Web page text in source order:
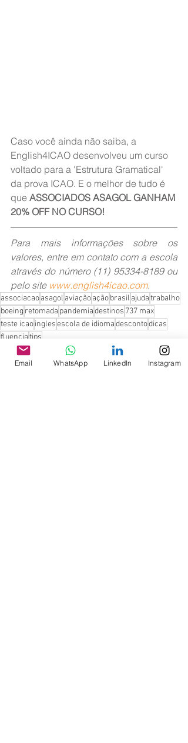
Caso você ainda não saiba, a
English4ICAO desenvolveu um curso
voltado para a 'Estrutura Gramatical'
da prova ICAO. E o melhor de tudo é
que ASSOCIADOS ASAGOL GANHAM
20% OFF NO CURSO!
Para mais informações sobre os
valores, entre em contato com a escola
através do número (11) 95334-8189 ou
pelo site www.english4icao.com.
associacaoasagol aviaçãoaçãobrasil ajudatrabalho
boeing retomada pandemiadestinos 737 max
teste icaoinglesescola de idiomadescontodicas
fluenciatips
>> Benefícios
Teste ICAO
Email WhatsApp LinkedIn Instagram